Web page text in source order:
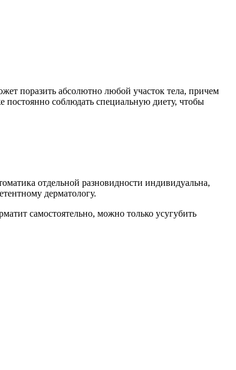
поразить абсолютно любой участок тела, причем
постоянно соблюдать специальную диету, чтобы
отдельной разновидности индивидуальна,
дерматологу.
самостоятельно, можно только усугубить